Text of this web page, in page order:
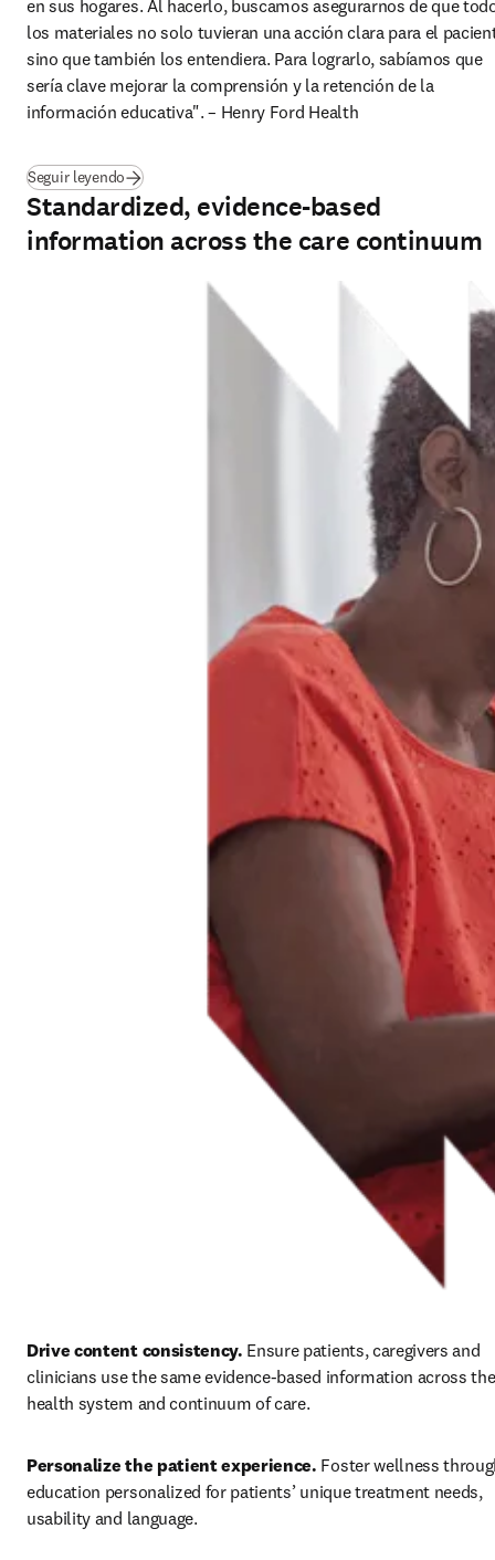
en sus hogares. Al hacerlo, buscamos asegurarnos de que
los materiales no solo tuvieran una acción clara para el
sino que también los entendiera. Para lograrlo, sabíamos que
sería clave mejorar la comprensión y la retención de la
información educativa". – Henry Ford Health
Seguir leyendo
Standardized, evidence-based
information across the care continuum
Drive content consistency. Ensure patients, caregivers and
clinicians use the same evidence-based information across the
health system and continuum of care.
Personalize the patient experience. Foster wellness
education personalized for patients’ unique treatment needs,
usability and language.